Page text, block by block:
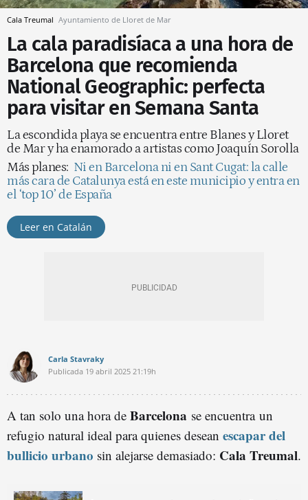
Cala Treumal Ayuntamiento de Lloret de Mar
La cala paradisíaca a una hora de
Barcelona que recomienda
National Geographic: perfecta
para visitar en Semana Santa
La escondida playa se encuentra entre Blanes y Lloret
de Mar y ha enamorado a artistas como Joaquín Sorolla
Más planes: Ni en Barcelona ni en Sant Cugat: la calle
más cara de Catalunya está en este municipio y entra en
el ‘top 10’ de España
Leer en Catalán
Carla Stavraky
Publicada 19 abril 2025 21:19h
A tan solo una hora de Barcelona se encuentra un
refugio natural ideal para quienes desean escapar del
bullicio urbano sin alejarse demasiado: Cala Treumal.